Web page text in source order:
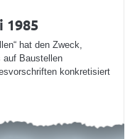
1985
hat den Zweck,
auf Baustellen
konkretisiert